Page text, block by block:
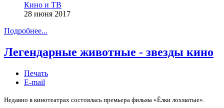
Кино и ТВ
28 июня 2017
Подробнее...
Легендарные животные - звезды кино
Печать
E-mail
Недавно в кинотеатрах состоялась премьера фильма «Ёлки лохматые».